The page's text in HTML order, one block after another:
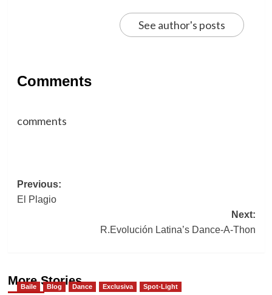
See author's posts
Comments
comments
Post
navigation
Previous:
El Plagio
Next:
R.Evolución Latina’s Dance-A-Thon
More Stories
Baile Blog Dance Exclusiva Spot-Light